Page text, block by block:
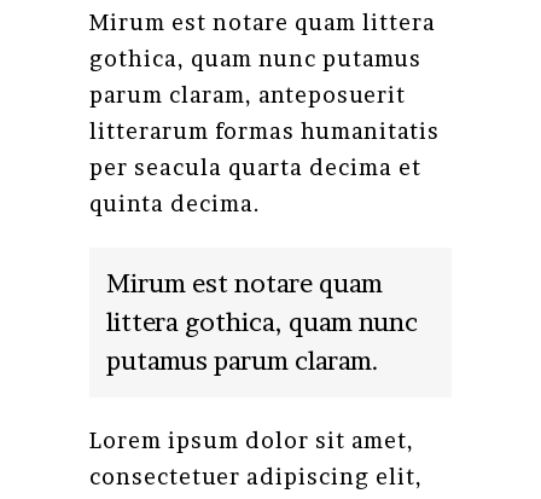
Mirum est notare quam littera
gothica, quam nunc putamus
parum claram, anteposuerit
litterarum formas humanitatis
per seacula quarta decima et
quinta decima.
Mirum est notare quam
littera gothica, quam nunc
putamus parum claram.
Lorem ipsum dolor sit amet,
consectetuer adipiscing elit,